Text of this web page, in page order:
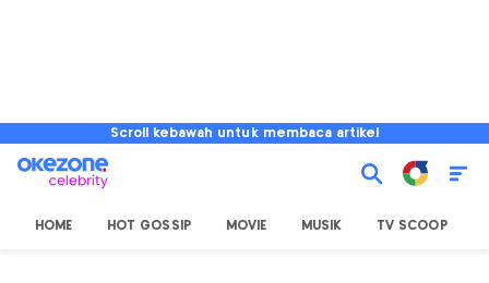
Scroll kebawah untuk membaca artikel
HOME HOT GOSSIP MOVIE MUSIK TV SCOOP